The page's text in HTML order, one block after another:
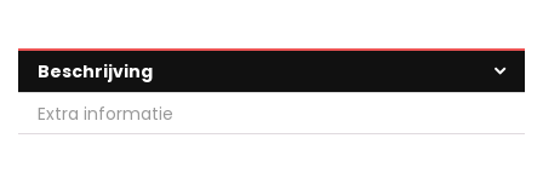
Beschrijving
Extra informatie